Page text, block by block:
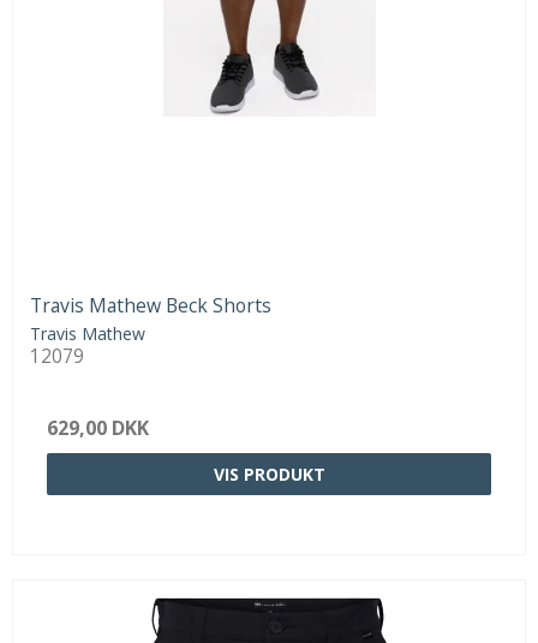
Travis Mathew Beck Shorts
Travis Mathew
12079
629,00 DKK
VIS PRODUKT